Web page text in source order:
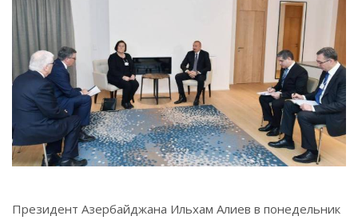
Президент Азербайджана Ильхам Алиев в понедельник